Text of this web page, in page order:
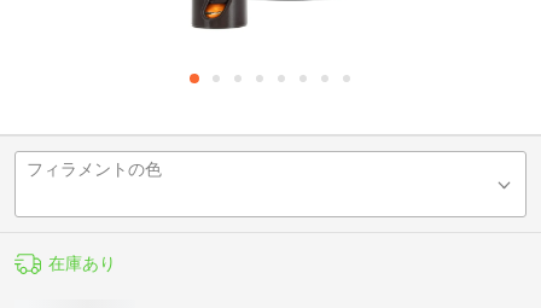
フィラメントの色
在庫あり